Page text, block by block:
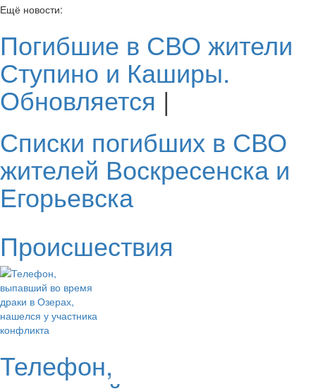
Ещё новости:
Погибшие в СВО жители
Ступино и Каширы.
Обновляется |
Списки погибших в СВО
жителей Воскресенска и
Егорьевска
Происшествия
Телефон,